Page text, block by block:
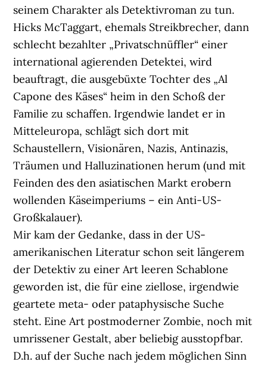
seinem Charakter als Detektivroman zu tun.
Hicks McTaggart, ehemals Streikbrecher, dann
schlecht bezahlter „Privatschnüffler“ einer
international agierenden Detektei, wird
beauftragt, die ausgebüxte Tochter des „Al
Capone des Käses“ heim in den Schoß der
Familie zu schaffen. Irgendwie landet er in
Mitteleuropa, schlägt sich dort mit
Schaustellern, Visionären, Nazis, Antinazis,
Träumen und Halluzinationen herum (und mit
Feinden des den asiatischen Markt erobern
wollenden Käseimperiums – ein Anti-US-
Großkalauer).
Mir kam der Gedanke, dass in der US-
amerikanischen Literatur schon seit längerem
der Detektiv zu einer Art leeren Schablone
geworden ist, die für eine ziellose, irgendwie
geartete meta- oder pataphysische Suche
steht. Eine Art postmoderner Zombie, noch mit
umrissener Gestalt, aber beliebig ausstopfbar.
D.h. auf der Suche nach jedem möglichen Sinn